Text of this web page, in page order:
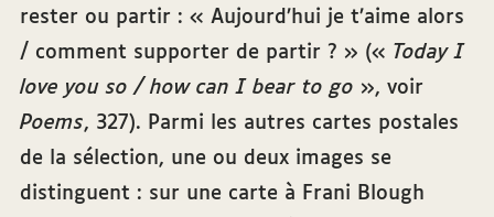
rester ou partir : « Aujourd’hui je t’aime alors
/ comment supporter de partir ? » (« Today I
love you so / how can I bear to go », voir
Poems, 327). Parmi les autres cartes postales
de la sélection, une ou deux images se
distinguent : sur une carte à Frani Blough